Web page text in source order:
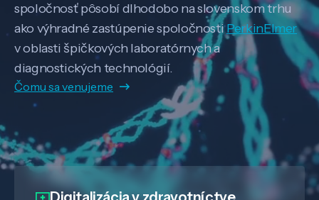
spoločnosť pôsobí dlhodobo na slovenskom trhu
ako výhradné zastúpenie spoločnostiPerkinElmer
v oblasti špičkových laboratórnych a
diagnostických technológií.
Čomu sa venujeme